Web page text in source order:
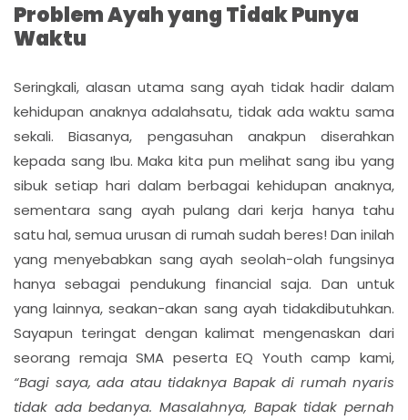
Problem Ayah yang Tidak Punya
Waktu
Seringkali, alasan utama sang ayah tidak hadir dalam
kehidupan anaknya adalahsatu, tidak ada waktu sama
sekali. Biasanya, pengasuhan anakpun diserahkan
kepada sang Ibu. Maka kita pun melihat sang ibu yang
sibuk setiap hari dalam berbagai kehidupan anaknya,
sementara sang ayah pulang dari kerja hanya tahu
satu hal, semua urusan di rumah sudah beres! Dan inilah
yang menyebabkan sang ayah seolah-olah fungsinya
hanya sebagai pendukung financial saja. Dan untuk
yang lainnya, seakan-akan sang ayah tidakdibutuhkan.
Sayapun teringat dengan kalimat mengenaskan dari
seorang remaja SMA peserta EQ Youth camp kami,
“Bagi saya, ada atau tidaknya Bapak di rumah nyaris
tidak ada bedanya. Masalahnya, Bapak tidak pernah